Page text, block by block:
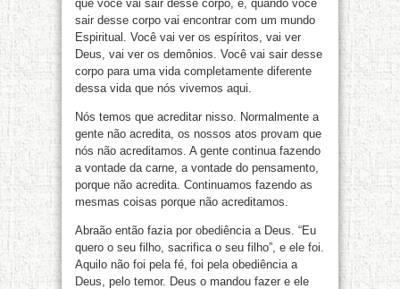
que você vai sair desse corpo, e, quando você
sair desse corpo vai encontrar com um mundo
Espiritual. Você vai ver os espíritos, vai ver
Deus, vai ver os demônios. Você vai sair desse
corpo para uma vida completamente diferente
dessa vida que nós vivemos aqui.
Nós temos que acreditar nisso. Normalmente a
gente não acredita, os nossos atos provam que
nós não acreditamos. A gente continua fazendo
a vontade da carne, a vontade do pensamento,
porque não acredita. Continuamos fazendo as
mesmas coisas porque não acreditamos.
Abraão então fazia por obediência a Deus. “Eu
quero o seu filho, sacrifica o seu filho”, e ele foi.
Aquilo não foi pela fé, foi pela obediência a
Deus, pelo temor. Deus o mandou fazer e ele